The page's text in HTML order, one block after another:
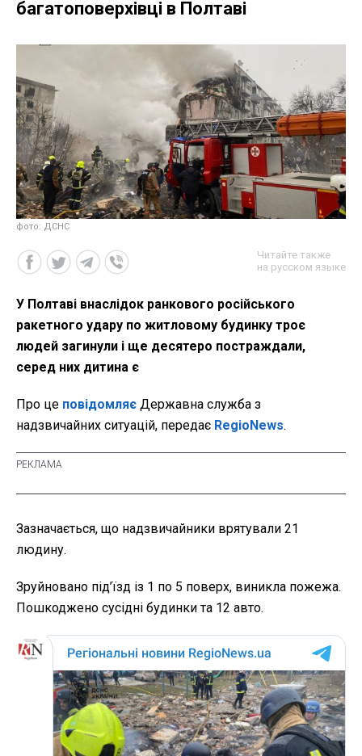
багатоповерхівці в Полтаві
фото: ДСНС
Читайте также
на русском языке
У Полтаві внаслідок ранкового російського
ракетного удару по житловому будинку троє
людей загинули і ще десятеро постраждали,
серед них дитина є
Про це повідомляє Державна служба з
надзвичайних ситуацій, передає RegioNews.
Зазначається, що надзвичайники врятували 21
людину.
Зруйновано під’їзд із 1 по 5 поверх, виникла пожежа.
Пошкоджено сусідні будинки та 12 авто.